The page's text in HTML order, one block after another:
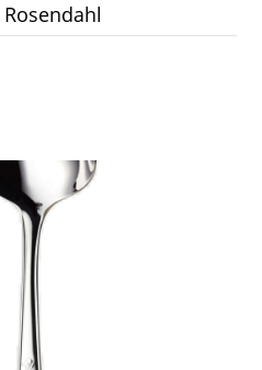
Rosendahl